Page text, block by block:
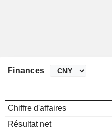
Finances
Chiffre d'affaires
Résultat net